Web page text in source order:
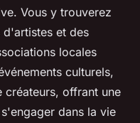
Vous y trouverez
et des
locales
culturels,
créateurs, offrant une
dans la vie